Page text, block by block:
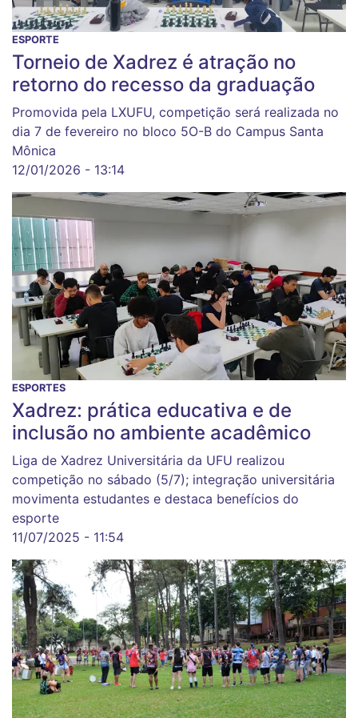
ESPORTE
Torneio de Xadrez é atração no
retorno do recesso da graduação
Promovida pela LXUFU, competição será realizada no
dia 7 de fevereiro no bloco 5O-B do Campus Santa
Mônica
12/01/2026 - 13:14
ESPORTES
Xadrez: prática educativa e de
inclusão no ambiente acadêmico
Liga de Xadrez Universitária da UFU realizou
competição no sábado (5/7); integração universitária
movimenta estudantes e destaca benefícios do
esporte
11/07/2025 - 11:54